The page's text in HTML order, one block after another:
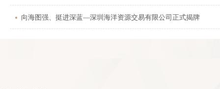
向海图强、挺进深蓝—深圳海洋资源交易有限公司正式揭牌